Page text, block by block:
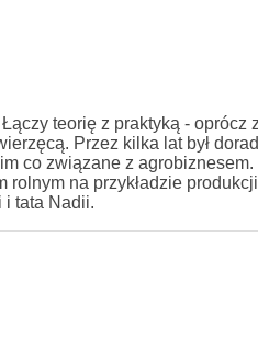
teorię z praktyką -
Przez kilka lat był
co związane z
na przykładzie
i tata Nadii.